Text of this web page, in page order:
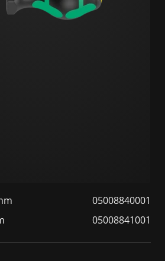
05008840001
05008841001